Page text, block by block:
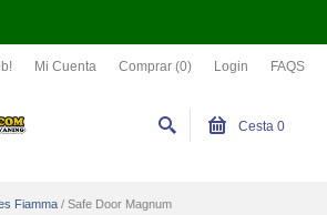
Mi Cuenta Comprar (0) Login FAQS
Cesta 0
Fiamma / Safe Door Magnum